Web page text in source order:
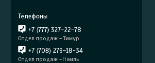
+7 (777) 327-22-78
Отдел продаж - Тимур
+7 (708) 279-18-34
Отдел продаж - Наиль